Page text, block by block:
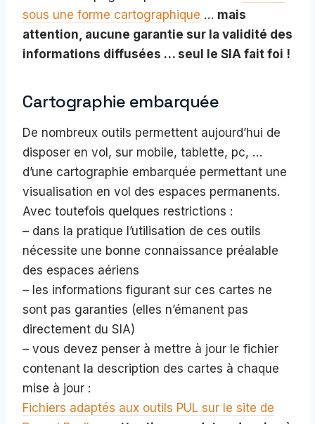
sous une forme cartographique … mais
attention, aucune garantie sur la validité des
informations diffusées … seul le SIA fait foi !
Cartographie embarquée
De nombreux outils permettent aujourd’hui de
disposer en vol, sur mobile, tablette, pc, …
d’une cartographie embarquée permettant une
visualisation en vol des espaces permanents.
Avec toutefois quelques restrictions :
– dans la pratique l’utilisation de ces outils
nécessite une bonne connaissance préalable
des espaces aériens
– les informations figurant sur ces cartes ne
sont pas garanties (elles n’émanent pas
directement du SIA)
– vous devez penser à mettre à jour le fichier
contenant la description des cartes à chaque
mise à jour :
Fichiers adaptés aux outils PUL sur le site de